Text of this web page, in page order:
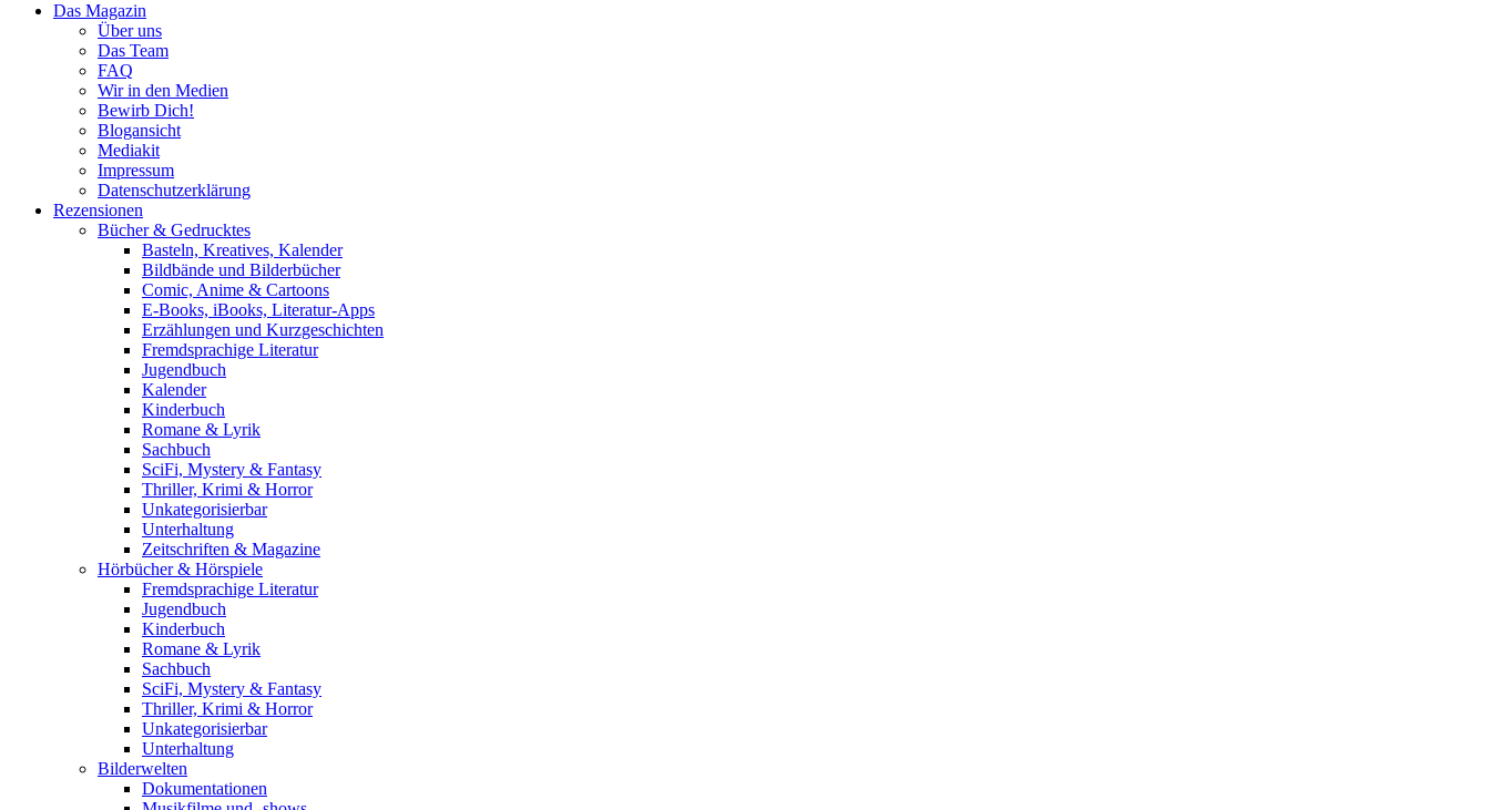
Das Magazin
Über uns
Das Team
FAQ
Wir in den Medien
Bewirb Dich!
Blogansicht
Mediakit
Impressum
Datenschutzerklärung
Rezensionen
Bücher & Gedrucktes
Basteln, Kreatives, Kalender
Bildbände und Bilderbücher
Comic, Anime & Cartoons
E-Books, iBooks, Literatur-Apps
Erzählungen und Kurzgeschichten
Fremdsprachige Literatur
Jugendbuch
Kalender
Kinderbuch
Romane & Lyrik
Sachbuch
SciFi, Mystery & Fantasy
Thriller, Krimi & Horror
Unkategorisierbar
Unterhaltung
Zeitschriften & Magazine
Hörbücher & Hörspiele
Fremdsprachige Literatur
Jugendbuch
Kinderbuch
Romane & Lyrik
Sachbuch
SciFi, Mystery & Fantasy
Thriller, Krimi & Horror
Unkategorisierbar
Unterhaltung
Bilderwelten
Dokumentationen